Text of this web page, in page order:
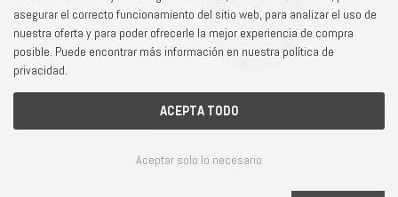
Plazo de entrega y gastos de envío
CGC y derecho de revocación
Configuración de las cookies
asegurar el correcto funcionamiento del sitio web, para analizar el uso de
nuestra oferta y para poder ofrecerle la mejor experiencia de compra
posible. Puede encontrar más información en nuestra política de
privacidad.
ACEPTA TODO
Aceptar solo lo necesario